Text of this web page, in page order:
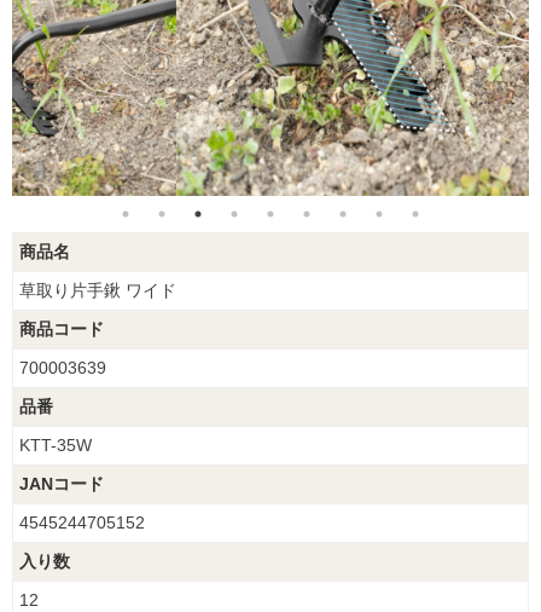
商品名
草取り片手鍬 ワイド
商品コード
700003639
品番
KTT-35W
JANコード
4545244705152
入り数
12